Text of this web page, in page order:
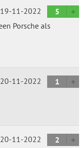
19-11-2022
5
Porsche als
20-11-2022
1
20-11-2022
2